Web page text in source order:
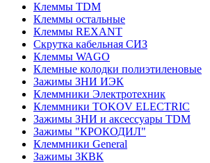
Клеммы TDM
Клеммы остальные
Клеммы REXANT
Скрутка кабельная СИЗ
Клеммы WAGO
Клемные колодки полиэтиленовые
Зажимы ЗНИ ИЭК
Клеммники Электротехник
Клеммники TOKOV ELECTRIC
Зажимы ЗНИ и аксессуары TDM
Зажимы "КРОКОДИЛ"
Клеммники General
Зажимы 3КВК